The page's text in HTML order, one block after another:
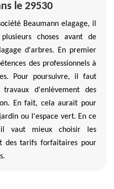
le 29530
Beaumann elagage, il
choses avant de
d'arbres. En premier
des professionnels à
Pour poursuivre, il faut
d'enlèvement des
En fait, cela aurait pour
ou l'espace vert. En ce
vaut mieux choisir les
des tarifs forfaitaires pour